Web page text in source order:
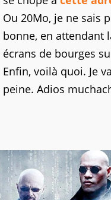
Ou 20Mo, je ne sais
bonne, en attendant
écrans de bourges
Enfin, voilà quoi. Je
peine. Adios